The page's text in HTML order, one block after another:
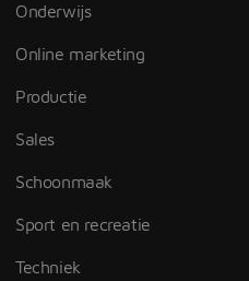
Onderwijs
Online marketing
Productie
Sales
Schoonmaak
Sport en recreatie
Techniek